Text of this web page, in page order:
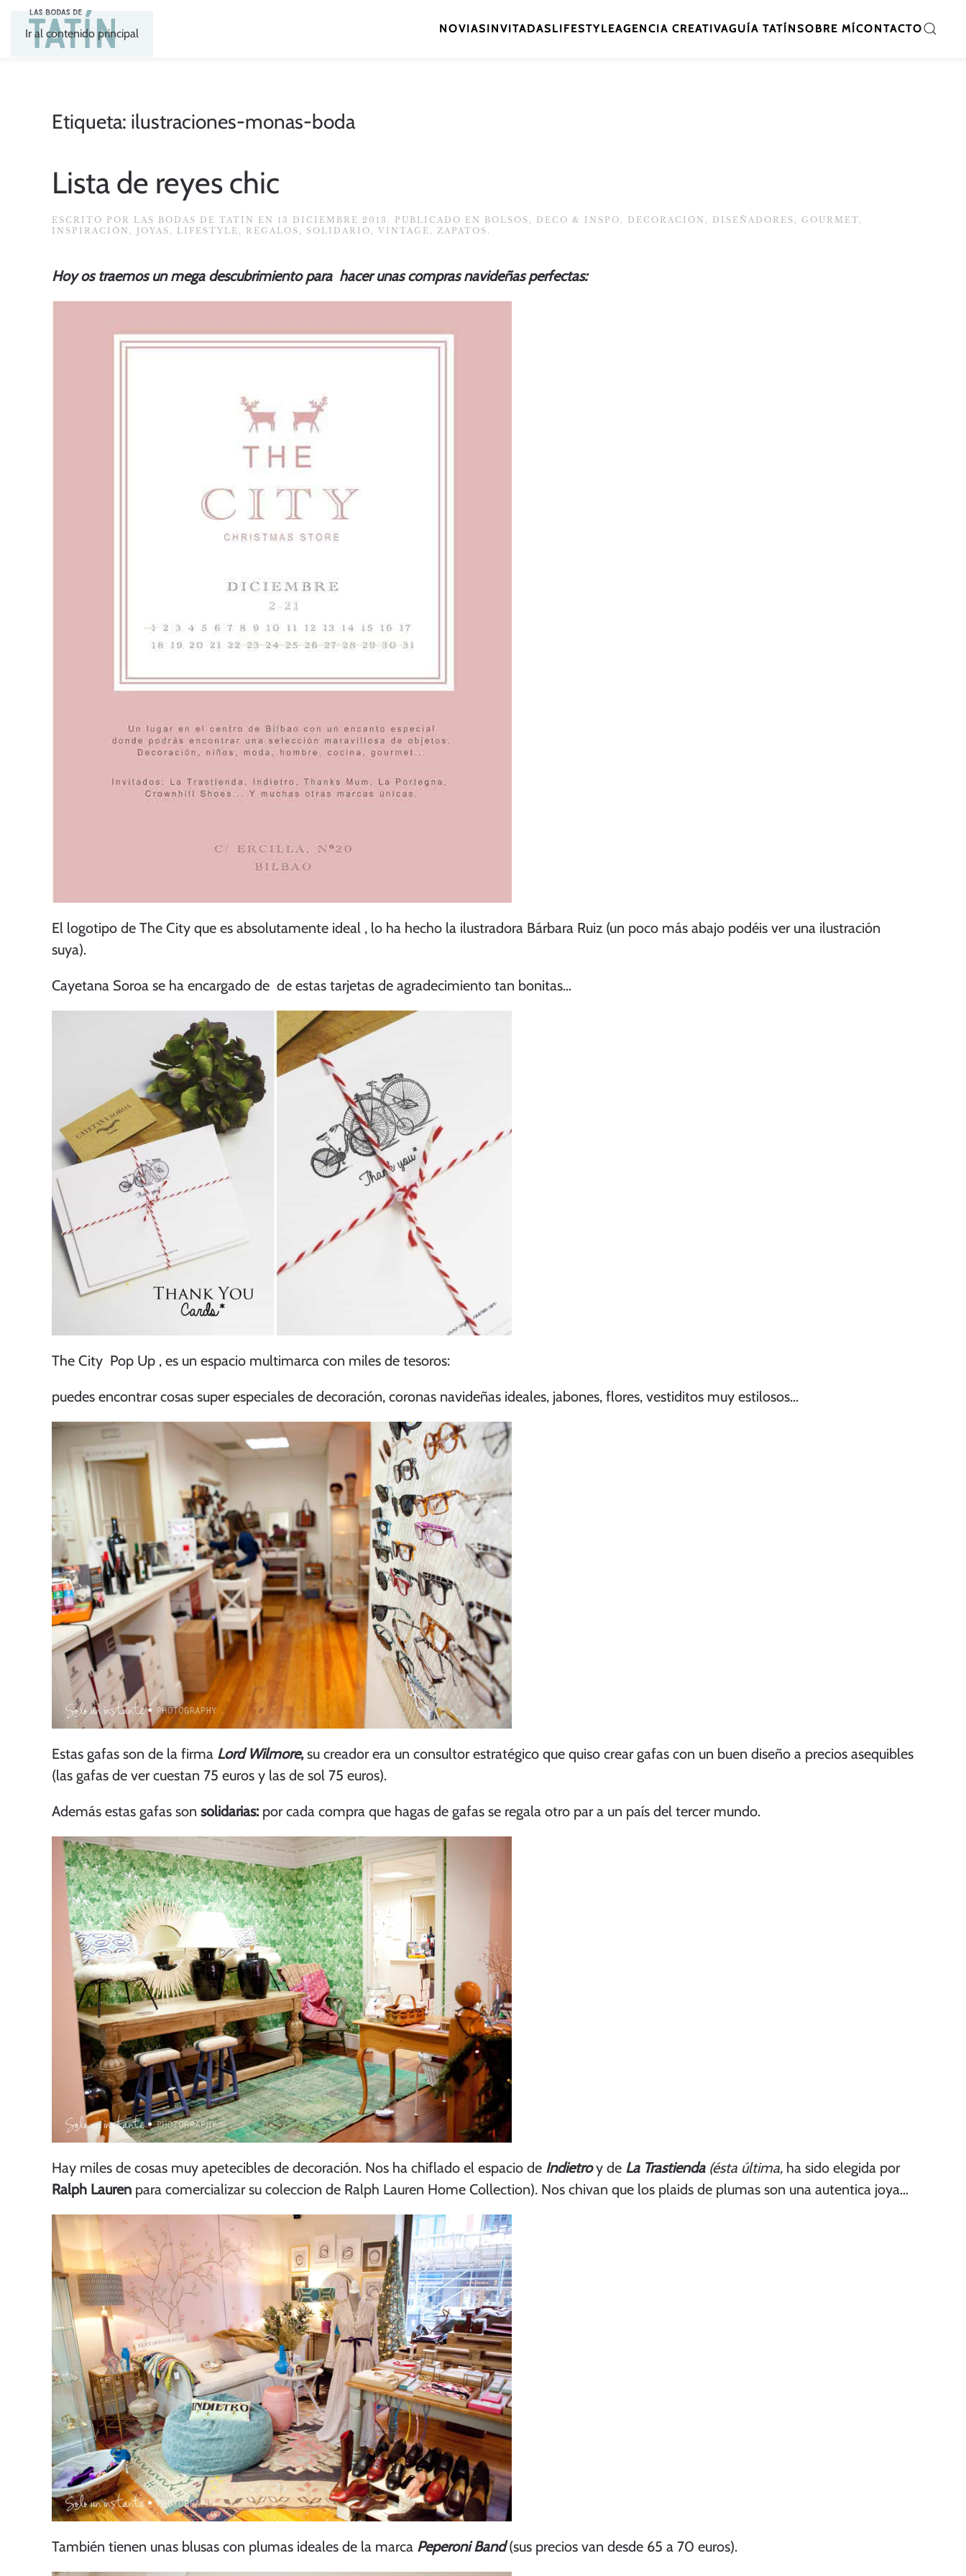
Ir al contenido principal NOVIASINVITADASLIFESTYLEAGENCIA CREATIVAGUÍA TATÍNSOBRE MÍCONTACTO
Etiqueta: ilustraciones-monas-boda
Lista de reyes chic
ESCRITO POR LAS BODAS DE TATÍN EN 13 DICIEMBRE 2013 . PUBLICADO EN BOLSOS , DECO & INSPO , DECORACIÓN , DISEÑADORES , GOURMET,
INSPIRACIÓN , JOYAS , LIFESTYLE , REGALOS , SOLIDARIO , VINTAGE , ZAPATOS .
Hoy os traemos un mega descubrimiento para hacer unas compras navideñas perfectas:
El logotipo de The City que es absolutamente ideal , lo ha hecho la ilustradora Bárbara Ruiz (un poco más abajo podéis ver una ilustración
suya).
Cayetana Soroa se ha encargado de de estas tarjetas de agradecimiento tan bonitas…
The City Pop Up , es un espacio multimarca con miles de tesoros:
puedes encontrar cosas super especiales de decoración, coronas navideñas ideales, jabones, flores, vestiditos muy estilosos…
Estas gafas son de la firma Lord Wilmore,su creador era un consultor estratégico que quiso crear gafas con un buen diseño a precios asequibles
(las gafas de ver cuestan 75 euros y las de sol 75 euros).
Además estas gafas son solidarias: por cada compra que hagas de gafas se regala otro par a un país del tercer mundo.
Hay miles de cosas muy apetecibles de decoración. Nos ha chiflado el espacio de Indietroy de La Trastienda (ésta última, ha sido elegida por
Ralph Lauren para comercializar su coleccion de Ralph Lauren Home Collection). Nos chivan que los plaids de plumas son una autentica joya…
También tienen unas blusas con plumas ideales de la marca Peperoni Band(sus precios van desde 65 a 70 euros).